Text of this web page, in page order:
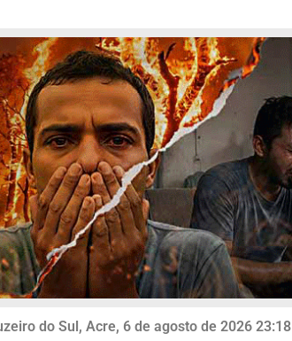
do Sul, Acre, 6 de agosto de 2026 23:18